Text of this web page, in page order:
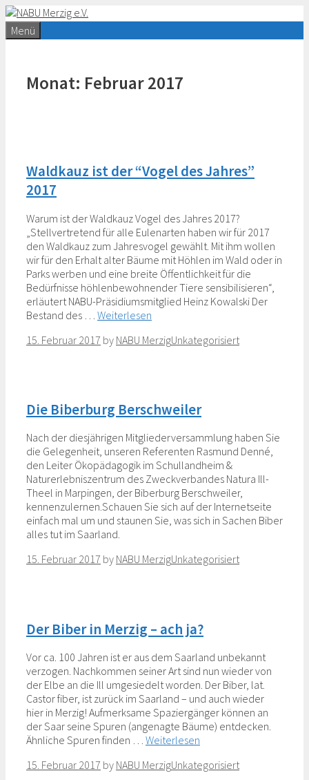
Zum
Inhalt
springen
Menü
Monat: Februar 2017
Waldkauz ist der “Vogel des Jahres”
2017
Warum ist der Waldkauz Vogel des Jahres 2017?
„Stellvertretend für alle Eulenarten haben wir für 2017
den Waldkauz zum Jahresvogel gewählt. Mit ihm wollen
wir für den Erhalt alter Bäume mit Höhlen im Wald oder in
Parks werben und eine breite Öffentlichkeit für die
Bedürfnisse höhlenbewohnender Tiere sensibilisieren“,
erläutert NABU-Präsidiumsmitglied Heinz Kowalski Der
Bestand des … Weiterlesen
15. Februar 2017 by NABU MerzigCategories
Unkategorisiert
Die Biberburg Berschweiler
Nach der diesjährigen Mitgliederversammlung haben Sie
die Gelegenheit, unseren Referenten Rasmund Denné,
den Leiter Ökopädagogik im Schullandheim &
Naturerlebniszentrum des Zweckverbandes Natura Ill-
Theel in Marpingen, der Biberburg Berschweiler,
kennenzulernen.Schauen Sie sich auf der Internetseite
einfach mal um und staunen Sie, was sich in Sachen Biber
alles tut im Saarland.
15. Februar 2017 by NABU MerzigCategories
Unkategorisiert
Der Biber in Merzig – ach ja?
Vor ca. 100 Jahren ist er aus dem Saarland unbekannt
verzogen. Nachkommen seiner Art sind nun wieder von
der Elbe an die Ill umgesiedelt worden. Der Biber, lat.
Castor fiber, ist zurück im Saarland – und auch wieder
hier in Merzig! Aufmerksame Spaziergänger können an
der Saar seine Spuren (angenagte Bäume) entdecken.
Ähnliche Spuren finden … Weiterlesen
15. Februar 2017 by NABU MerzigCategories
Unkategorisiert